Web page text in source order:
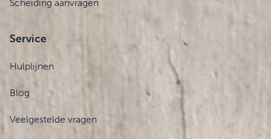
Scheiding aanvragen
Service
Hulplijnen
Blog
Veelgestelde vragen